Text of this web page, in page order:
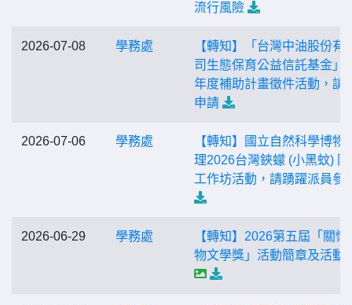
流行風險
2026-07-08 學務處
【轉知】「台灣中油股份有
司生態保育公益信託基金」
年度補助計畫徵件活動，請
申請
2026-07-06 學務處
【轉知】國立自然科學博物
理2026台灣鋏蠓 (小黑蚊) 防
工作坊活動，請踴躍派員參
2026-06-29 學務處
【轉知】2026第五屆「關懷
物文學獎」活動簡章及活動